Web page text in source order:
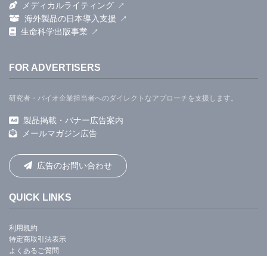
メディカルライティング
海外製品の日本導入支援
生命科学出版事業
FOR ADVERTISERS
研究者・バイオ企業担当者へのダイレクトなアプローチを支援します。
製品掲載・バナー広告案内
メールマガジン広告
広告のお問い合わせ
QUICK LINKS
利用規約
特定商取引法表示
よくあるご質問